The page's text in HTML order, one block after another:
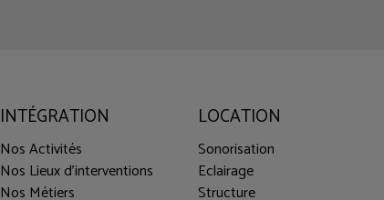
INTÉGRATION
Nos Activités
Nos Lieux d'interventions
Nos Métiers
LOCATION
Sonorisation
Eclairage
Structure